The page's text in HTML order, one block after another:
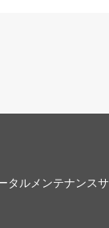
タルメンテナンス